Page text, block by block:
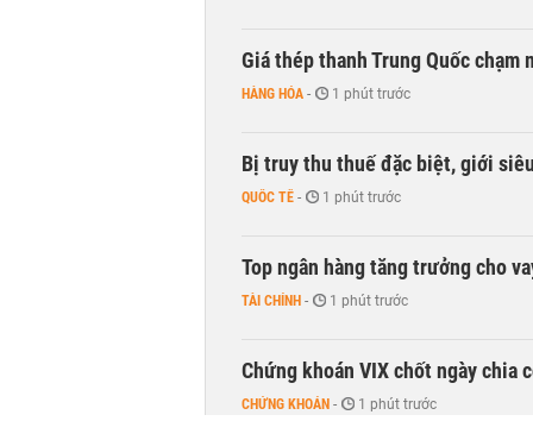
Giá thép thanh Trung Quốc
HÀNG HÓA - 1 phút trước
Bị truy thu thuế đặc biệt, giới
QUỐC TẾ - 1 phút trước
Top ngân hàng tăng trưởng cho
TÀI CHÍNH - 1 phút trước
Chứng khoán VIX chốt ngày chia
CHỨNG KHOÁN - 1 phút trước